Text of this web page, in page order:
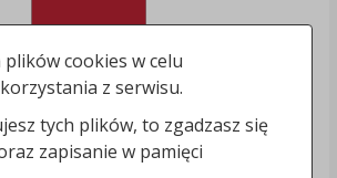
cookies w celu
z serwisu.
tych plików, to zgadzasz się
zapisanie w pamięci